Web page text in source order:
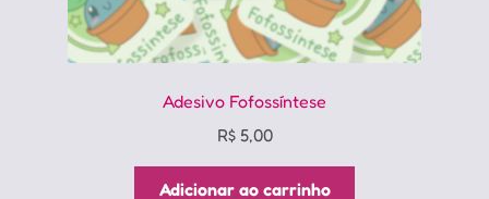
Adesivo Fofossíntese
R$5,00
Adicionar ao carrinho